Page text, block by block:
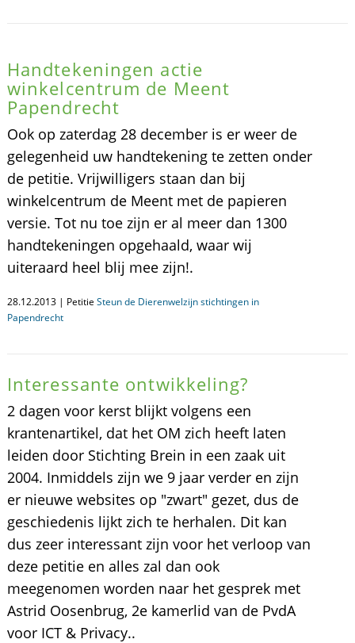
Handtekeningen actie
winkelcentrum de Meent
Papendrecht
Ook op zaterdag 28 december is er weer de
gelegenheid uw handtekening te zetten onder
de petitie. Vrijwilligers staan dan bij
winkelcentrum de Meent met de papieren
versie. Tot nu toe zijn er al meer dan 1300
handtekeningen opgehaald, waar wij
uiteraard heel blij mee zijn!.
28.12.2013 | Petitie Steun de Dierenwelzijn stichtingen in
Papendrecht
Interessante ontwikkeling?
2 dagen voor kerst blijkt volgens een
krantenartikel, dat het OM zich heeft laten
leiden door Stichting Brein in een zaak uit
2004. Inmiddels zijn we 9 jaar verder en zijn
er nieuwe websites op "zwart" gezet, dus de
geschiedenis lijkt zich te herhalen. Dit kan
dus zeer interessant zijn voor het verloop van
deze petitie en alles zal dan ook
meegenomen worden naar het gesprek met
Astrid Oosenbrug, 2e kamerlid van de PvdA
voor ICT & Privacy..